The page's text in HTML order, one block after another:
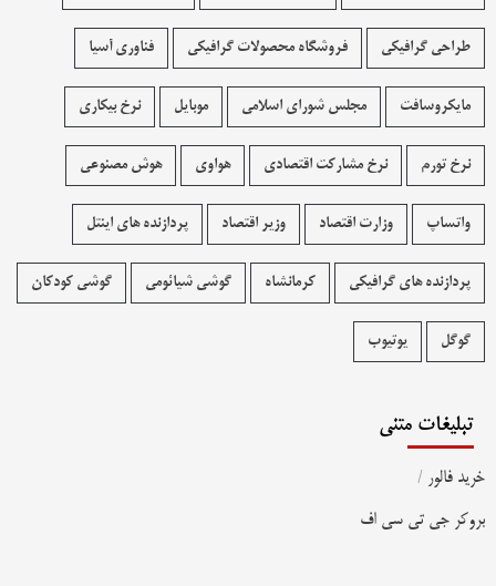
طراحی گرافیکی فروشگاه محصولات گرافيکی فناوری آسیا
مایکروسافت مجلس شورای اسلامی موبایل نرخ بیکاری
نرخ تورم نرخ مشارکت اقتصادی هواوی هوش مصنوعی
واتساپ وزارت اقتصاد وزیر اقتصاد پردازنده های اینتل
پردازنده های گرافیکی کرمانشاه گوشی شیائومی گوشی کودکان
گوگل یوتیوب
تبلیغات متنی
خرید فالور /
بروکر جی تی سی اف